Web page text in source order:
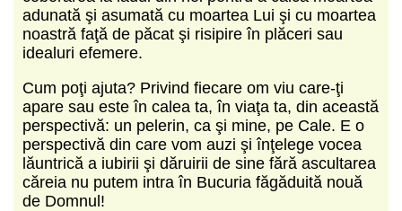
adunată şi asumată cu moartea Lui şi cu moartea
noastră faţă de păcat şi risipire în plăceri sau
idealuri efemere.
Cum poţi ajuta? Privind fiecare om viu care-ţi
apare sau este în calea ta, în viaţa ta, din această
perspectivă: un pelerin, ca şi mine, pe Cale. E o
perspectivă din care vom auzi şi înţelege vocea
lăuntrică a iubirii şi dăruirii de sine fără ascultarea
căreia nu putem intra în Bucuria făgăduită nouă
de Domnul!